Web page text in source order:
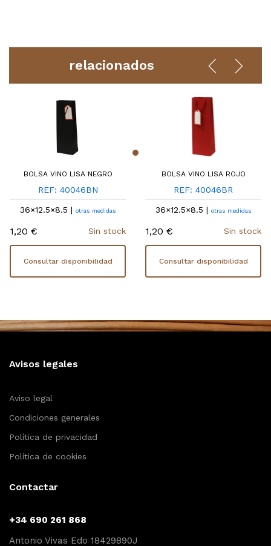
relacionados
BOLSA VINO LISA NEGRO
REF: 40046BN
36×12.5×8.5 | otras medidas
1,20 € Sin stock
Consultar disponibilidad
BOLSA VINO LISA ROJO
REF: 40046BR
36×12.5×8.5 | otras medidas
1,20 € Sin stock
Consultar disponibilidad
Avisos legales
Aviso legal
Condiciones generales
Política de privacidad
Política de cookies
Contactar
+34 690 261 868
Antonio Vivas Edo 18429890J